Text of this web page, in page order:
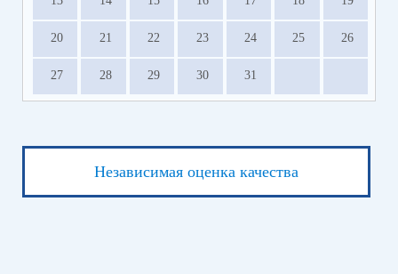
20 21 22 23 24 25 26
27 28 29 30 31
Независимая оценка качества